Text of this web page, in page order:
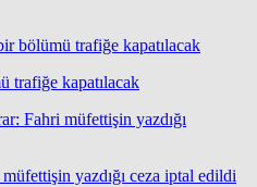
trafiğe kapatılacak
yazdığı ceza iptal edildi